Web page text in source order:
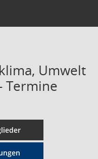
Umwelt
Termine